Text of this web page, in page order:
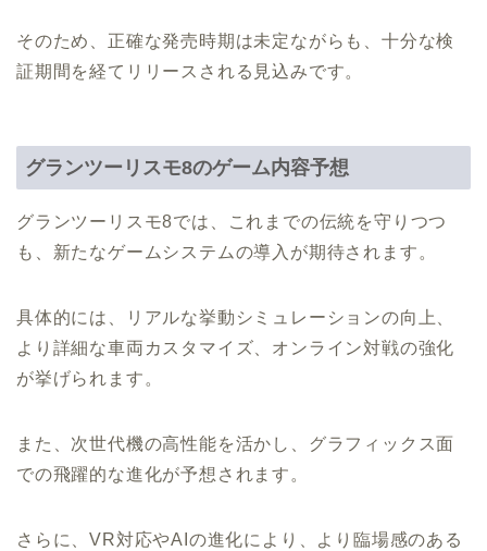
そのため、正確な発売時期は未定ながらも、十分な検
証期間を経てリリースされる見込みです。
グランツーリスモ8のゲーム内容予想
グランツーリスモ8では、これまでの伝統を守りつつ
も、新たなゲームシステムの導入が期待されます。
具体的には、リアルな挙動シミュレーションの向上、
より詳細な車両カスタマイズ、オンライン対戦の強化
が挙げられます。
また、次世代機の高性能を活かし、グラフィックス面
での飛躍的な進化が予想されます。
さらに、VR対応やAIの進化により、より臨場感のある